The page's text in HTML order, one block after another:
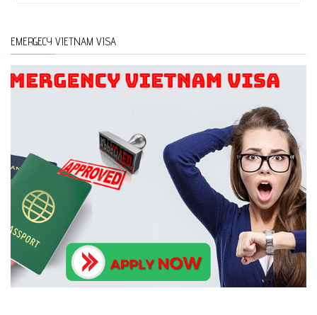
EMERGECY VIETNAM VISA